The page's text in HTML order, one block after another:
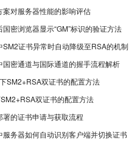
案对服务器性能的影响评估
密浏览器显示“GM”标识的验证方法
SM2证书异常时自动降级至RSA的机制
国密通道与国际通道的握手流程解析
SM2+RSA双证书的配置方法
双证书的配置方法
署的证书申请与获取流程
服务器如何自动识别客户端并切换证书